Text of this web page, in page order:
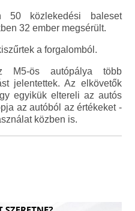
50 közlekedési baleset
32 ember megsérült.
a forgalomból.
M5-ös autópálya több
jelentettek. Az elkövetők
egyikük eltereli az autós
az autóból az értékeket -
közben is.